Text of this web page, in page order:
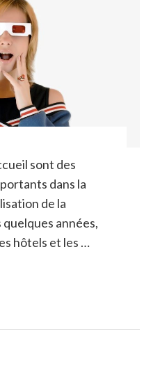
sont des
dans la
de la
années,
hôtels et les …